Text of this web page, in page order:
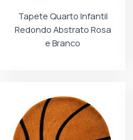
Tapete Quarto Infantil
Redondo Abstrato Rosa
e Branco